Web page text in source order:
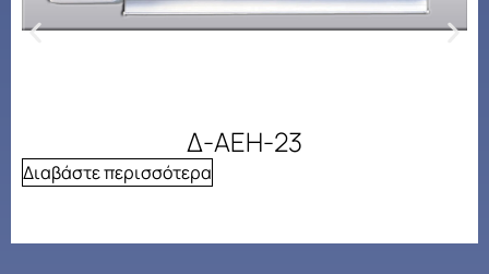
Δ-ΑΕΗ-23
Διαβάστε περισσότερα